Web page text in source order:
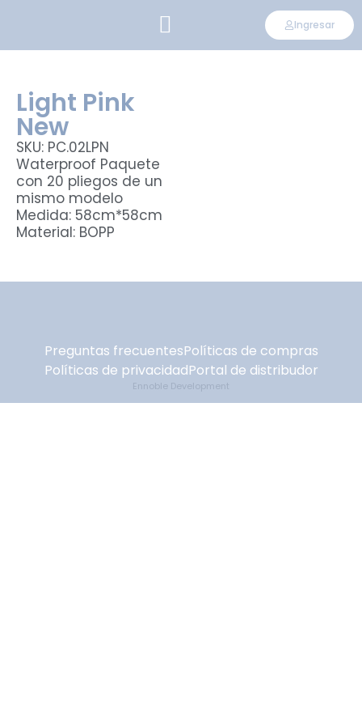
Ingresar
Light Pink
New
SKU: PC.02LPN
Waterproof Paquete
con 20 pliegos de un
mismo modelo
Medida: 58cm*58cm
Material: BOPP
Preguntas frecuentesPolíticas de compras
Políticas de privacidadPortal de distribudor
Ennoble Development